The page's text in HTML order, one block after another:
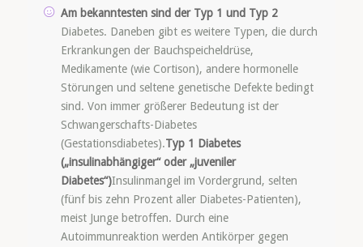
Am bekanntesten sind der Typ 1 und Typ 2
Diabetes. Daneben gibt es weitere Typen, die durch
Erkrankungen der Bauchspeicheldrüse,
Medikamente (wie Cortison), andere hormonelle
Störungen und seltene genetische Defekte bedingt
sind. Von immer größerer Bedeutung ist der
Schwangerschafts-Diabetes
(Gestationsdiabetes).Typ 1 Diabetes
(„insulinabhängiger“ oder „juveniler
Diabetes“)Insulinmangel im Vordergrund, selten
(fünf bis zehn Prozent aller Diabetes-Patienten),
meist Junge betroffen. Durch eine
Autoimmunreaktion werden Antikörper gegen